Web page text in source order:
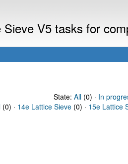
V5 tasks for
State: All(0) · In
(0) · 14e Lattice Sieve (0) · 15e Lattice